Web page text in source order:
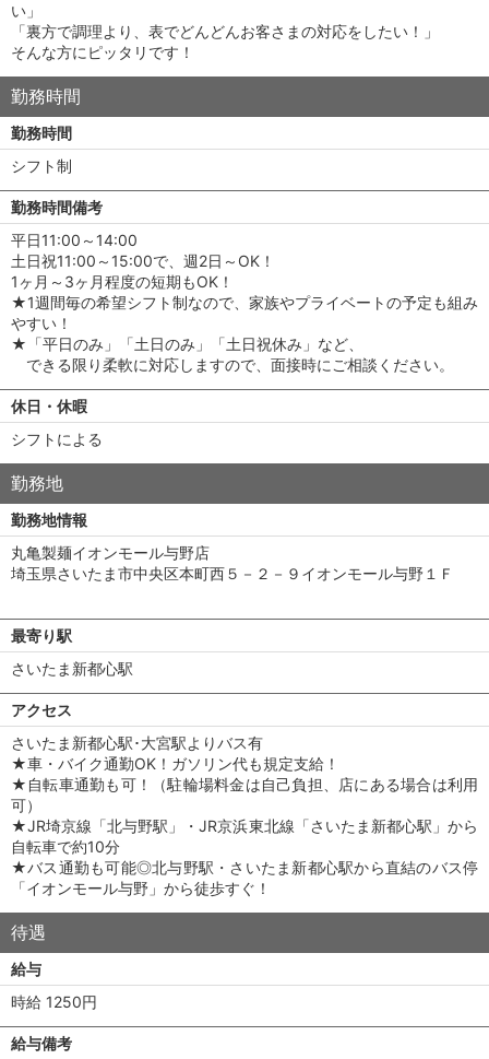
い」
「裏方で調理より、表でどんどんお客さまの対応をしたい！」
そんな方にピッタリです！
勤務時間
勤務時間
シフト制
勤務時間備考
平日11:00～14:00
土日祝11:00～15:00で、週2日～OK！
1ヶ月～3ヶ月程度の短期もOK！
★1週間毎の希望シフト制なので、家族やプライベートの予定も組み
やすい！
★「平日のみ」「土日のみ」「土日祝休み」など、
できる限り柔軟に対応しますので、面接時にご相談ください。
休日・休暇
シフトによる
勤務地
勤務地情報
丸亀製麺イオンモール与野店
埼玉県さいたま市中央区本町西５－２－９イオンモール与野１Ｆ
最寄り駅
さいたま新都心駅
アクセス
さいたま新都心駅･大宮駅よりバス有
★車・バイク通勤OK！ガソリン代も規定支給！
★自転車通勤も可！（駐輪場料金は自己負担、店にある場合は利用
可）
★JR埼京線「北与野駅」・JR京浜東北線「さいたま新都心駅」から
自転車で約10分
★バス通勤も可能◎北与野駅・さいたま新都心駅から直結のバス停
「イオンモール与野」から徒歩すぐ！
待遇
給与
時給 1250円
給与備考